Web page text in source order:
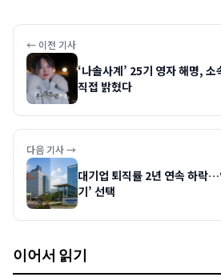
← 이전 기사
‘나솔사계’ 25기 영자 해명, 소
직접 밝혔다
다음 기사 →
대기업 퇴직률 2년 연속 하락…
기’ 선택
이어서 읽기